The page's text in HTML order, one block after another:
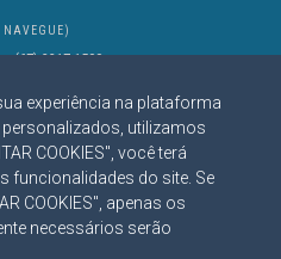
experiência na plataforma
utilizamos
COOKIES", você terá
funcionalidades do site. Se
COOKIES", apenas os
necessários serão
NAVEGUE)
(67) 3317-1500